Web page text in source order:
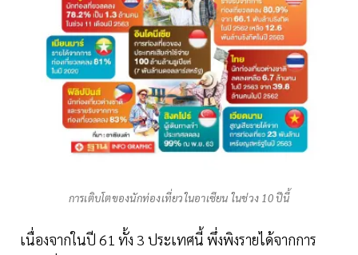
การเติบโตของนักท่องเที่ยวในอาเซียน ในช่วง 10 ปีนี้
เนื่องจากในปี 61 ทั้ง 3 ประเทศนี้ พึ่งพิงรายได้จากการ